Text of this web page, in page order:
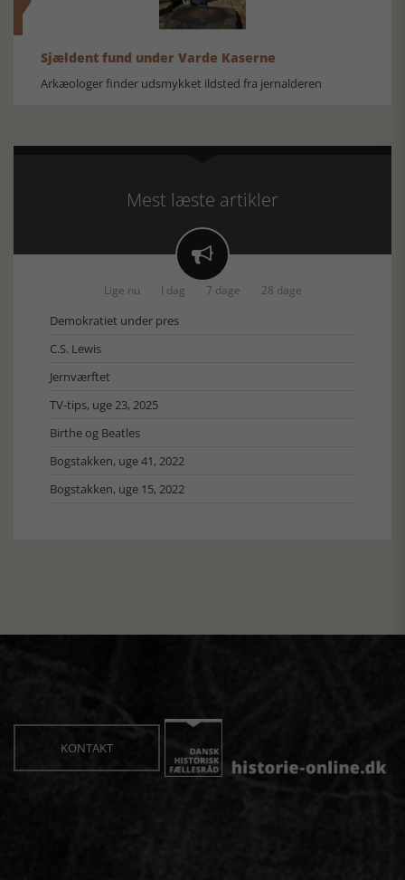
Sjældent fund under Varde Kaserne
Arkæologer finder udsmykket ildsted fra jernalderen
Mest læste artikler

Lige nu I dag 7 dage 28 dage
Demokratiet under pres
C.S. Lewis
Jernværftet
TV-tips, uge 23, 2025
Birthe og Beatles
Bogstakken, uge 41, 2022
Bogstakken, uge 15, 2022
KONTAKT